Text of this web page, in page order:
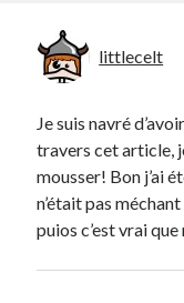
littlecelt
Je suis navré
travers cet article,
mousser! Bon j’ai
n’était pas
puios c’est vrai